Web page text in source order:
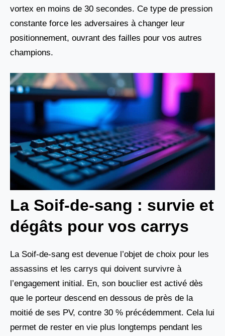
vortex en moins de 30 secondes. Ce type de pression
constante force les adversaires à changer leur
positionnement, ouvrant des failles pour vos autres
champions.
La Soif-de-sang : survie et
dégâts pour vos carrys
La Soif-de-sang est devenue l’objet de choix pour les
assassins et les carrys qui doivent survivre à
l’engagement initial. En, son bouclier est activé dès
que le porteur descend en dessous de près de la
moitié de ses PV, contre 30 % précédemment. Cela lui
permet de rester en vie plus longtemps pendant les